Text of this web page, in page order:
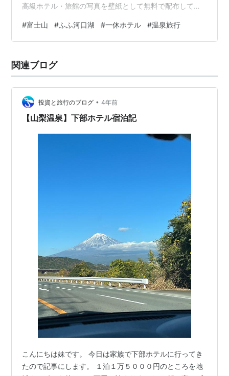
高級ホテル・旅館の写真を壁紙として無料で配布してく
れる「ふふ河口湖」のラウンジの写真。 オンラインミー
ティングのときに、これを壁紙として使い、バカンス気
トホテルに泊まりたい……！」と夢見ていました。 そし
て、時は流れ……。 Webマガジン「カエライフ」（運
#富士山 #ふふ河口湖 #一休ホテル #温泉旅行
関連ブログ
投資と旅行のブログ • 4年前
【山梨温泉】下部ホテル宿泊記
こんにちは妹です。 今日は家族で下部ホテルに行ってき
たので記事にします。 １泊１万５０００円のところを地